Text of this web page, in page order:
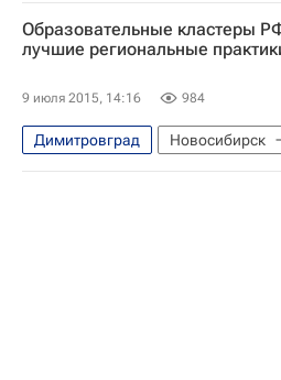
Образовательные кластеры
лучшие региональные
9 июля 2015, 14:16 984
Димитровград
Новосибирск
СН_Образование